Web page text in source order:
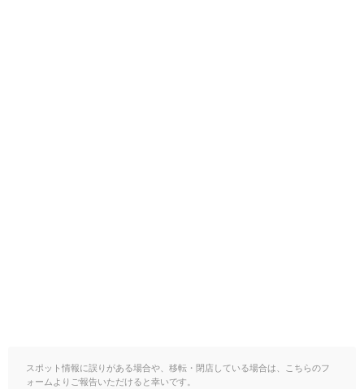
スポット情報に誤りがある場合や、移転・閉店している場合は、こちらのフ
ォームよりご報告いただけると幸いです。